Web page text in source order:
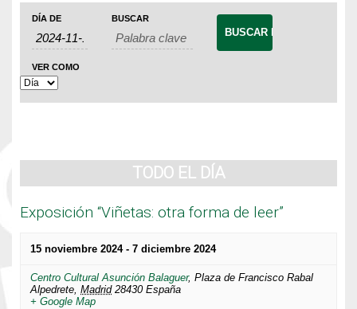
Navegación
de
búsqueda
y
Búsqueda
de
Eventos
DÍA DE BUSCAR
Navegación
de
vistas
de
Evento
VER COMO
TODO EL DÍA
Exposición “Viñetas: otra forma de leer”
15 noviembre 2024- 7 diciembre 2024
Centro Cultural Asunción Balaguer, Plaza de Francisco Rabal
Alpedrete, Madrid 28430 España
+ Google Map